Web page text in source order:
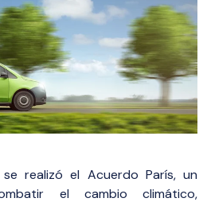
realizó el Acuerdo París, un
el cambio climático,